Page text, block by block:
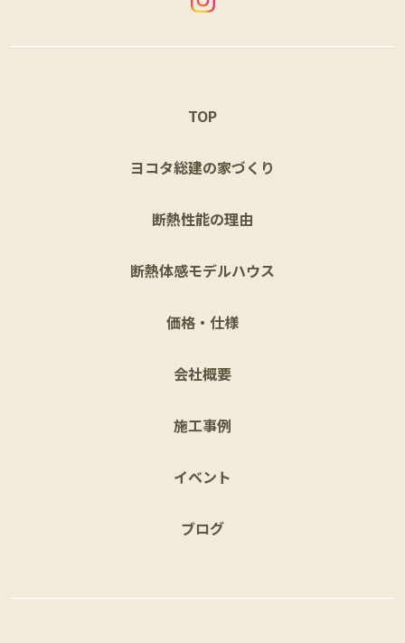
TOP
ヨコタ総建の家づくり
断熱性能の理由
断熱体感モデルハウス
価格・仕様
会社概要
施工事例
イベント
ブログ